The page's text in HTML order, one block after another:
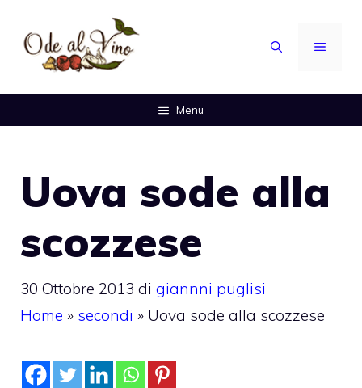
contenuto
MENU
Menu
Uova sode alla
scozzese
30 Ottobre 2013 di giannni puglisi
Home » secondi » Uova sode alla scozzese